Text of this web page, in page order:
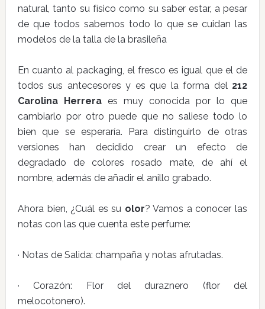
natural, tanto su físico como su saber estar, a pesar
de que todos sabemos todo lo que se cuidan las
modelos de la talla de la brasileña
En cuanto al packaging, el fresco es igual que el de
todos sus antecesores y es que la forma del 212
Carolina Herreraes muy conocida por lo que
cambiarlo por otro puede que no saliese todo lo
bien que se esperaría. Para distinguirlo de otras
versiones han decidido crear un efecto de
degradado de colores rosado mate, de ahí el
nombre, además de añadir el anillo grabado.
Ahora bien, ¿Cuál es su olor? Vamos a conocer las
notas con las que cuenta este perfume:
· Notas de Salida: champaña y notas afrutadas.
· Corazón: Flor del duraznero (flor del
melocotonero).